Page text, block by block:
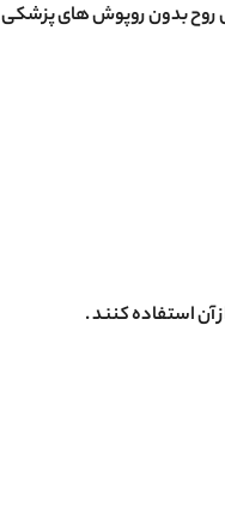
بی روح بدون روپوش های پزشکی
استفاده کنند .